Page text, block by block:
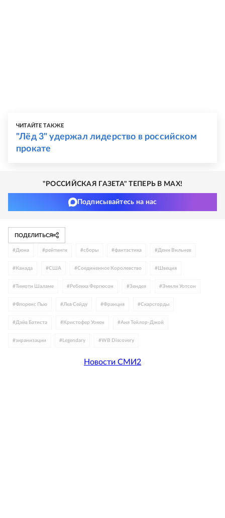
ЧИТАЙТЕ ТАКЖЕ
"Лёд 3" удержал лидерство в российском
прокате
"РОССИЙСКАЯ ГАЗЕТА" ТЕПЕРЬ В MAX!
Подписывайтесь на нас
ПОДЕЛИТЬСЯ
#Дюна #рейтинги #сборы #фантастика #Дени Вильнев
# Канада #США #Соединенное Королевство # Швеция
#Тимоти Шаламе # Ребекка Фергюсон #Зендея #Эмили Уотсон
#Флоренс Пью #Леа Сейду #Франция #Скарсгорды
#Дэйв Батиста # Кристофер Уокен #Аня Тейлор-Джой
#экранизации # Legendary #WB Discovery
Новости СМИ2